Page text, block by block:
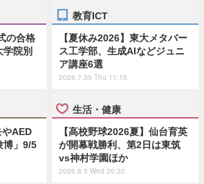
の合格
院別
教育ICT
【夏休み2026】東大メタバー
ス工学部、生成AIなどジュニ
ア講座6選
2026.7.30 Thu 11:15
AED
博」9/5
生活・健康
【高校野球2026夏】仙台育英
が開幕戦勝利、第2日は東筑
vs神村学園ほか
2026.8.5 Wed 20:32